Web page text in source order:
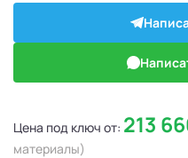
Цена под ключ от: 213
материалы)